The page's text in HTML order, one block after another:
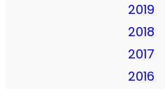
2019
2018
2017
2016